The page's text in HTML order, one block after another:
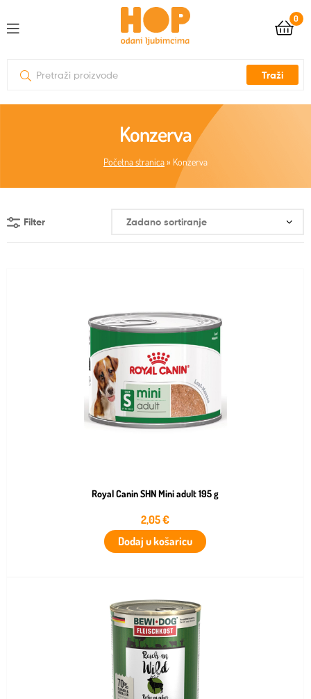
0
Traži
Konzerva
Početna stranica» Konzerva
Filter
Royal Canin SHN Mini adult 195 g
2,05€
Dodaj u košaricu